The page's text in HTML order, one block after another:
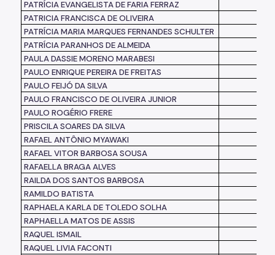
PATRÍCIA EVANGELISTA DE FARIA FERRAZ
PATRICIA FRANCISCA DE OLIVEIRA
PATRÍCIA MARIA MARQUES FERNANDES SCHULTER
PATRÍCIA PARANHOS DE ALMEIDA
PAULA DASSIE MORENO MARABESI
PAULO ENRIQUE PEREIRA DE FREITAS
PAULO FEIJÓ DA SILVA
PAULO FRANCISCO DE OLIVEIRA JUNIOR
PAULO ROGÉRIO FRERE
PRISCILA SOARES DA SILVA
RAFAEL ANTÔNIO MYAWAKI
RAFAEL VITOR BARBOSA SOUSA
RAFAELLA BRAGA ALVES
RAILDA DOS SANTOS BARBOSA
RAMILDO BATISTA
RAPHAELA KARLA DE TOLEDO SOLHA
RAPHAELLA MATOS DE ASSIS
RAQUEL ISMAIL
RAQUEL LIVIA FACONTI